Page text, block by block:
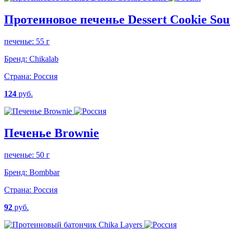
Протеиновое печенье Dessert Cookie
печенье: 55 г
Бренд: Chikalab
Страна: Россия
124 руб.
Печенье Brownie
печенье: 50 г
Бренд: Bombbar
Страна: Россия
92 руб.